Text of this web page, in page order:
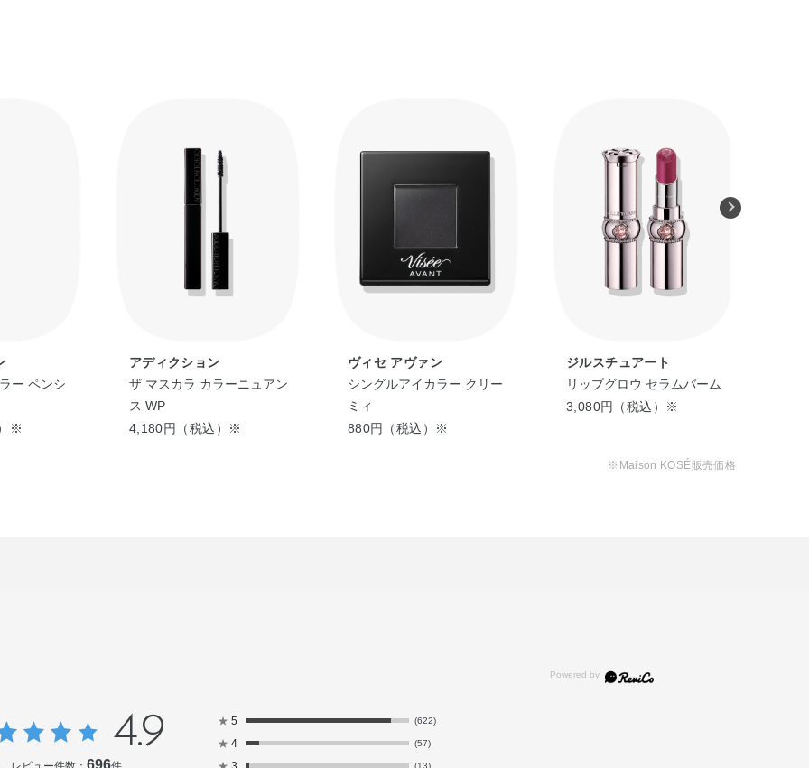
ー ペンシ
※
アディクション
ザ マスカラ カラーニュアン
ス WP
4,180円（税込）※
ヴィセ アヴァン
シングルアイカラー クリー
ミィ
880円（税込）※
ジルスチュアート
リップグロウ セラムバーム
3,080円（税込）※
※Maison KOSÉ販売価格
4.9
696
★ 5 (622)
★ 4 (57)
(13)